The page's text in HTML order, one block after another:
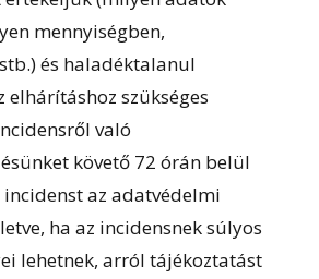
mennyiségben,
és haladéktalanul
elhárításhoz szükséges
való
követő 72 órán belül
az adatvédelmi
ha az incidensnek súlyos
lehetnek, arról tájékoztatást